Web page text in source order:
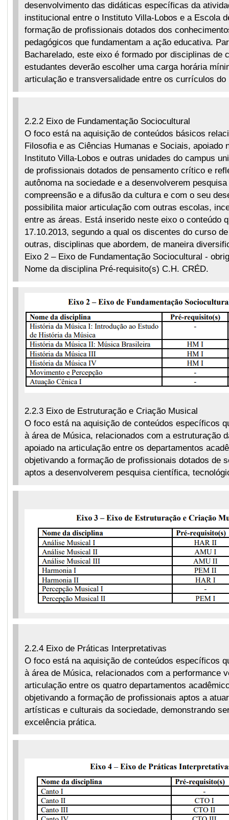
desenvolvimento das didáticas específicas da
institucional entre o Instituto Villa-Lobos e a Escola
formação de profissionais dotados dos
pedagógicos que fundamentam a ação educativa.
Bacharelado, este eixo é formado por disciplinas de
estudantes deverão escolher uma carga horária
articulação e transversalidade entre os currículos
2.2.2 Eixo de Fundamentação Sociocultural
O foco está na aquisição de conteúdos básicos
Filosofia e as Ciências Humanas e Sociais, apoiado
Instituto Villa-Lobos e outras unidades do campus
de profissionais dotados de pensamento crítico e
autônoma na sociedade e a desenvolverem
compreensão e a difusão da cultura e com o seu
possibilita maior articulação com outras escolas,
entre as áreas. Está inserido neste eixo o conteúdo
17.10.2013, segundo a qual os discentes do curso
outras, disciplinas que abordem, de maneira
Eixo 2 – Eixo de Fundamentação Sociocultural -
Nome da disciplina Pré-requisito(s) C.H. CRÉD.
2.2.3 Eixo de Estruturação e Criação Musical
O foco está na aquisição de conteúdos específicos
à área de Música, relacionados com a estruturação
apoiado na articulação entre os departamentos
objetivando a formação de profissionais dotados de
aptos a desenvolverem pesquisa científica,
2.2.4 Eixo de Práticas Interpretativas
O foco está na aquisição de conteúdos específicos
à área de Música, relacionados com a performance
articulação entre os quatro departamentos
objetivando a formação de profissionais aptos a
artísticas e culturais da sociedade, demonstrando
excelência prática.